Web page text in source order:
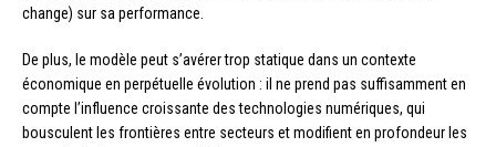
change) sur sa performance.
De plus, le modèle peut s’avérer trop statique dans un contexte
économique en perpétuelle évolution : il ne prend pas suffisamment en
compte l’influence croissante des technologies numériques, qui
bousculent les frontières entre secteurs et modifient en profondeur les